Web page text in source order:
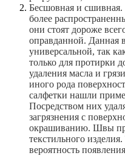
Бесшовная и
более
они стоят дороже
оправданной. Данная
универсальной, так
только для протирки
удаления масла и
иного рода
салфетки нашли
Посредством них
загрязнения с
окрашиванию. Швы
текстильного
вероятность